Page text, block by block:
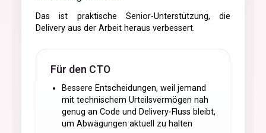
Das ist praktische Senior-Unterstützung, die
Delivery aus der Arbeit heraus verbessert.
Für den CTO
Bessere Entscheidungen, weil jemand
mit technischem Urteilsvermögen nah
genug an Code und Delivery-Fluss bleibt,
um Abwägungen aktuell zu halten